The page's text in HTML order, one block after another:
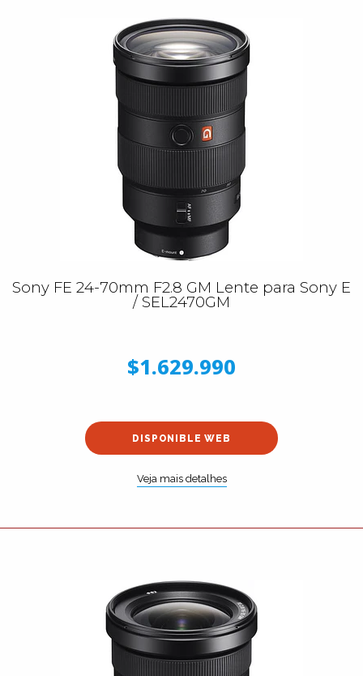
Sony FE 24-70mm F2.8 GM Lente para Sony E
/ SEL2470GM
$1.629.990
DISPONIBLE WEB
Veja mais detalhes